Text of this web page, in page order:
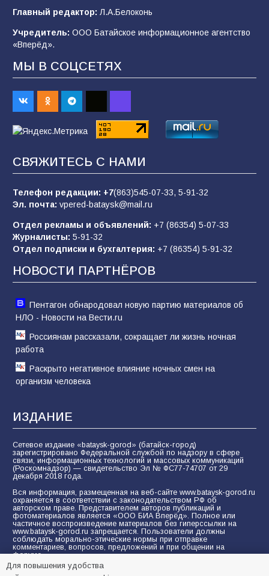
Будет ли мобилизация в России в 2026 году
после выборов: в Госдуме дали ответ
98 06.08.2026
«Слухами Москву не возьмёшь»: почему
заявления Киева о мобилизации — это
отчаяние, а не разведка
02.08.2026
В детском саду № 35 дети освоили
спортивного праздника
75 07.08.2026
Морской квест в детском саду: как
воспитанники спасали Нептуна
74 01.08.2026
Главный редактор: Л.А.Белоконь
Учредитель: ООО Батайское информационное агентство
«Вперёд».
МЫ В СОЦСЕТЯХ
СВЯЖИТЕСЬ С НАМИ
Телефон редакции: +7(863)545-07-33, 5-91-32
Эл. почта: vpered-bataysk@mail.ru
Отдел рекламы и объявлений: +7 (86354) 5-07-33
Журналисты: 5-91-32
Отдел подписки и бухгалтерия: +7 (86354) 5-91-32
НОВОСТИ ПАРТНЁРОВ
Пентагон обнародовал новую партию материалов об
НЛО - Новости на Вести.ru
Россиянам рассказали, сокращает ли жизнь ночная
работа
Раскрыто негативное влияние ночных смен на
организм человека
ИЗДАНИЕ
Сетевое издание «bataysk-gorod» (батайск-город)
зарегистрировано Федеральной службой по надзору в сфере
связи, информационных технологий и массовых коммуникаций
(Роскомнадзор) — свидетельство Эл № ФС77-74707 от 29
декабря 2018 года.
Вся информация, размещенная на веб-сайте www.bataysk-gorod.ru
охраняется в соответствии с законодательством РФ об
авторском праве. Представителем авторов публикаций и
фотоматериалов является «ООО БИА Вперёд». Полное или
частичное воспроизведение материалов без гиперссылки на
www.bataysk-gorod.ru запрещается. Пользователи должны
соблюдать морально-этические нормы при отправке
комментариев, вопросов, предложений и при общении на
форуме.
Политика конфиденциальности и защиты информации
Для повышения удобства